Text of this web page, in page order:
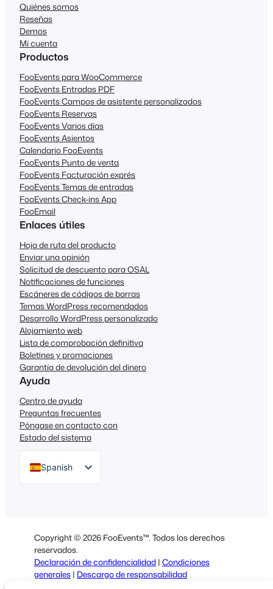
Quiénes somos
Reseñas
Demos
Mi cuenta
Productos
FooEvents para WooCommerce
FooEvents Entradas PDF
FooEvents Campos de asistente personalizados
FooEvents Reservas
FooEvents Varios días
FooEvents Asientos
Calendario FooEvents
FooEvents Punto de venta
FooEvents Facturación exprés
FooEvents Temas de entradas
FooEvents Check-ins App
FooEmail
Enlaces útiles
Hoja de ruta del producto
Enviar una opinión
Solicitud de descuento para OSAL
Notificaciones de funciones
Escáneres de códigos de barras
Temas WordPress recomendados
Desarrollo WordPress personalizado
Alojamiento web
Lista de comprobación definitiva
Boletines y promociones
Garantía de devolución del dinero
Ayuda
Centro de ayuda
Preguntas frecuentes
Póngase en contacto con
Estado del sistema
Spanish
Italian
Portuguese
Copyright © 2026 FooEvents™. Todos los derechos
reservados.
Declaración de confidencialidad | Condiciones
generales | Descargo de responsabilidad